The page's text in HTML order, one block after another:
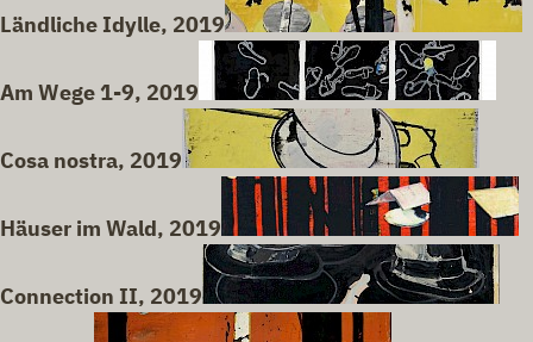
Ländliche Idylle, 2019
Am Wege 1-9, 2019
Cosa nostra, 2019
Häuser im Wald, 2019
Connection II, 2019